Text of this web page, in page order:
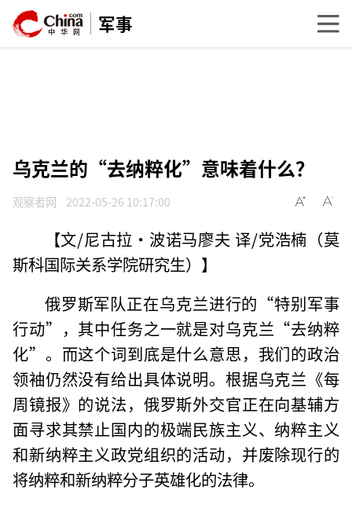
军事
乌克兰的“去纳粹化”意味着什么？
观察者网 2022-05-26 10:17:00
【文/尼古拉·波诺马廖夫 译/党浩楠（莫
斯科国际关系学院研究生）】
俄罗斯军队正在乌克兰进行的“特别军事
行动”，其中任务之一就是对乌克兰“去纳粹
化”。而这个词到底是什么意思，我们的政治
领袖仍然没有给出具体说明。根据乌克兰《每
周镜报》的说法，俄罗斯外交官正在向基辅方
面寻求其禁止国内的极端民族主义、纳粹主义
和新纳粹主义政党组织的活动，并废除现行的
将纳粹和新纳粹分子英雄化的法律。